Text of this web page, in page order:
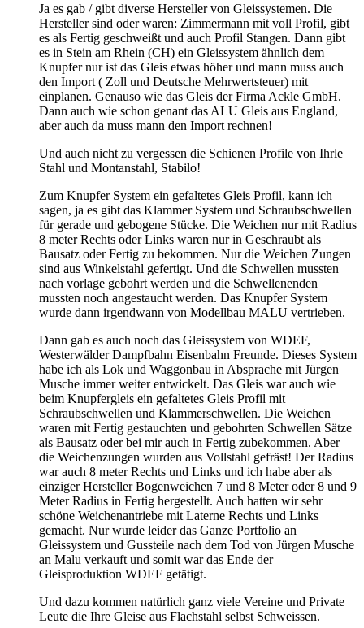
Ja es gab / gibt diverse Hersteller von Gleissystemen. Die
Hersteller sind oder waren: Zimmermann mit voll Profil, gibt
es als Fertig geschweißt und auch Profil Stangen. Dann gibt
es in Stein am Rhein (CH) ein Gleissystem ähnlich dem
Knupfer nur ist das Gleis etwas höher und mann muss auch
den Import ( Zoll und Deutsche Mehrwertsteuer) mit
einplanen. Genauso wie das Gleis der Firma Ackle GmbH.
Dann auch wie schon genant das ALU Gleis aus England,
aber auch da muss mann den Import rechnen!
Und auch nicht zu vergessen die Schienen Profile von Ihrle
Stahl und Montanstahl, Stabilo!
Zum Knupfer System ein gefaltetes Gleis Profil, kann ich
sagen, ja es gibt das Klammer System und Schraubschwellen
für gerade und gebogene Stücke. Die Weichen nur mit Radius
8 meter Rechts oder Links waren nur in Geschraubt als
Bausatz oder Fertig zu bekommen. Nur die Weichen Zungen
sind aus Winkelstahl gefertigt. Und die Schwellen mussten
nach vorlage gebohrt werden und die Schwellenenden
mussten noch angestaucht werden. Das Knupfer System
wurde dann irgendwann von Modellbau MALU vertrieben.
Dann gab es auch noch das Gleissystem von WDEF,
Westerwälder Dampfbahn Eisenbahn Freunde. Dieses System
habe ich als Lok und Waggonbau in Absprache mit Jürgen
Musche immer weiter entwickelt. Das Gleis war auch wie
beim Knupfergleis ein gefaltetes Gleis Profil mit
Schraubschwellen und Klammerschwellen. Die Weichen
waren mit Fertig gestauchten und gebohrten Schwellen Sätze
als Bausatz oder bei mir auch in Fertig zubekommen. Aber
die Weichenzungen wurden aus Vollstahl gefräst! Der Radius
war auch 8 meter Rechts und Links und ich habe aber als
einziger Hersteller Bogenweichen 7 und 8 Meter oder 8 und 9
Meter Radius in Fertig hergestellt. Auch hatten wir sehr
schöne Weichenantriebe mit Laterne Rechts und Links
gemacht. Nur wurde leider das Ganze Portfolio an
Gleissystem und Gussteile nach dem Tod von Jürgen Musche
an Malu verkauft und somit war das Ende der
Gleisproduktion WDEF getätigt.
Und dazu kommen natürlich ganz viele Vereine und Private
Leute die Ihre Gleise aus Flachstahl selbst Schweissen.